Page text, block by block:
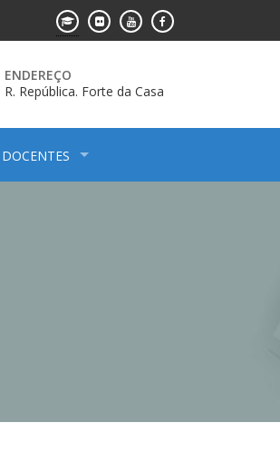
ENDEREÇO
R. República. Forte da Casa
DOCENTES